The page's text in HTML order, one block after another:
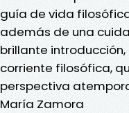
guía de vida
además de una
brillante
corriente filosófica,
perspectiva
María Zamora